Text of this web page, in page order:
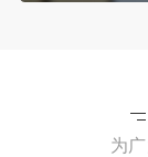
为